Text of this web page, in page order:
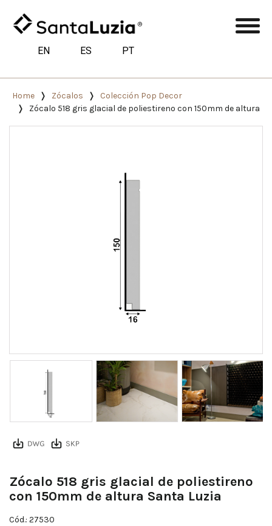
EN ES PT
Home Zócalos
Colección Pop Decor
Zócalo 518 gris glacial de poliestireno con 150mm de altura
Zócalo 518 gris glacial de poliestireno
con 150mm de altura Santa Luzia
Cód.: 27530